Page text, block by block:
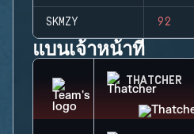
SKMZY 92
แบนเจ้าหน้าที่
THATCHER